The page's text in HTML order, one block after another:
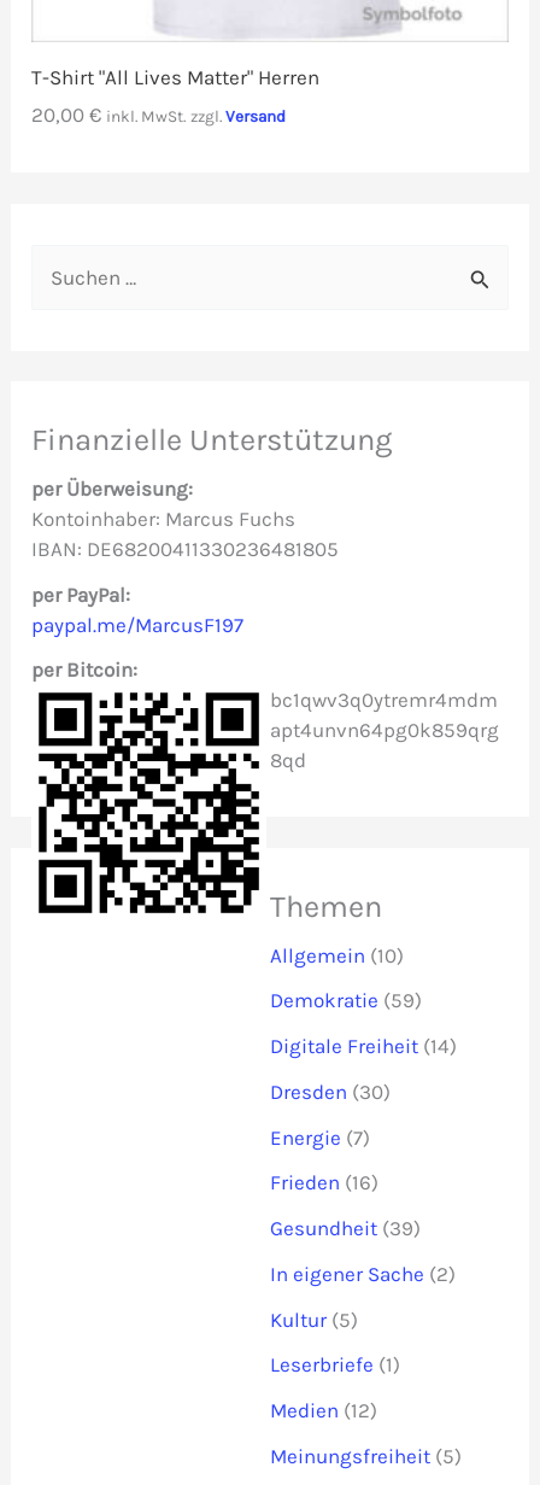
T-Shirt "All Lives Matter" Herren
20,00€ inkl. MwSt. zzgl.Versand
e
n
a
c
h
:
Finanzielle Unterstützung
per Überweisung:
Kontoinhaber: Marcus Fuchs
IBAN: DE68200411330236481805
per PayPal:
paypal.me/MarcusF197
per Bitcoin:
bc1qwv3q0ytremr4mdm
apt4unvn64pg0k859qrg
8qd
Themen
Allgemein (10)
Demokratie (59)
Digitale Freiheit (14)
Dresden (30)
Energie (7)
Frieden (16)
Gesundheit (39)
In eigener Sache (2)
Kultur (5)
Leserbriefe (1)
Medien (12)
Meinungsfreiheit (5)